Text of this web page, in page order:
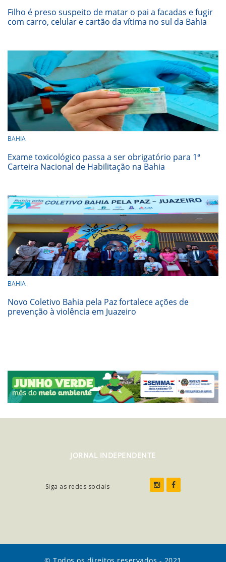
Filho é preso suspeito de matar o pai a facadas e fugir
com carro, celular e cartão da vítima no sul da Bahia
BAHIA
Exame toxicológico passa a ser obrigatório para 1ª
Carteira Nacional de Habilitação na Bahia
BAHIA
Novo Coletivo Bahia pela Paz fortalece ações de
prevenção à violência em Juazeiro
JORNAL INDEPENDENTE
Siga as redes sociais
© Todos os direitos reservados - 2021